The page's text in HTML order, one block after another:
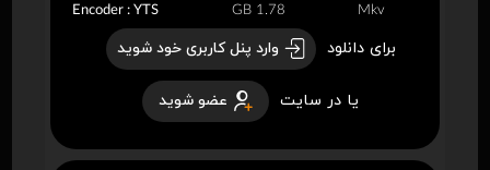
برای دانلود وارد پنل کاربری خود شوید
یا در سایت عضو شوید
Encoder : YTS 1.78 GB Mkv